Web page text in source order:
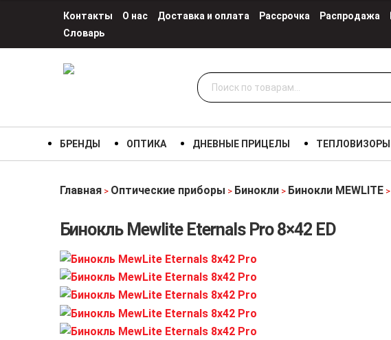
Контакты О нас Доставка и оплата Рассрочка Распродажа
Словарь
Искать:
БРЕНДЫ ОПТИКА ДНЕВНЫЕ ПРИЦЕЛЫ ТЕПЛОВИЗОРЫ
Главная > Оптические приборы > Бинокли > Бинокли MEWLITE >
Бинокль Mewlite Eternals Pro 8×42 ED